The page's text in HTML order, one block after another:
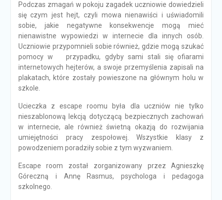
Podczas zmagań w pokoju zagadek uczniowie dowiedzieli
się czym jest hejt, czyli mowa nienawiści i uświadomili
sobie, jakie negatywne konsekwencje mogą mieć
nienawistne wypowiedzi w internecie dla innych osób.
Uczniowie przypomnieli sobie również, gdzie mogą szukać
pomocy w przypadku, gdyby sami stali się ofiarami
internetowych hejterów, a swoje przemyślenia zapisali na
plakatach, które zostały powieszone na głównym holu w
szkole.
Ucieczka z escape roomu była dla uczniów nie tylko
nieszablonową lekcją dotyczącą bezpiecznych zachowań
w internecie, ale również świetną okazją do rozwijania
umiejętności pracy zespołowej. Wszystkie klasy z
powodzeniem poradziły sobie z tym wyzwaniem.
Escape room został zorganizowany przez Agnieszkę
Góreczną i Annę Rasmus, psychologa i pedagoga
szkolnego.